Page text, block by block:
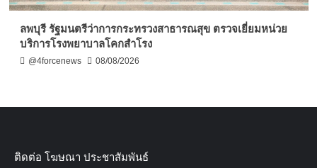
ลพบุรี รัฐมนตรีว่าการกระทรวงสาธารณสุข ตรวจเยี่ยมหน่วย
บริการโรงพยาบาลโคกสำโรง
@4forcenews 08/08/2026
ติดต่อ​ โฆษณา​ ประชาสัมพันธ์